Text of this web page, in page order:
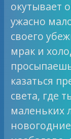
окутывает
ужасно
своего
мрак и
казаться
света, где
маленьких